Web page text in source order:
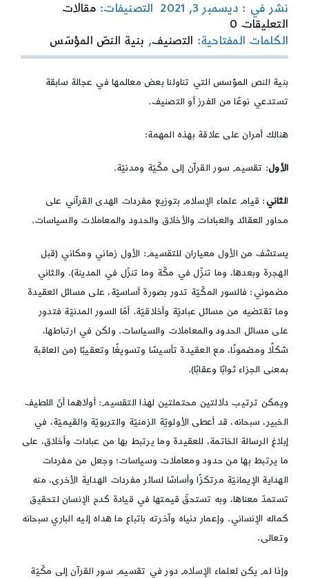
نشر في : ديسمبر 3, 2021
التصنيفات: مقالات
التعليقات 0
on
بنية
النص
الحاجة
التصنيف
الكلمات المفتاحية: التصنيف, بنية النصّ المؤسّس
بنية النص المؤسس التي تناولنا بعض معالمها في عجالة سابقة
تستدعي نوعًا من الفرز أو التصنيف.
هنالك أمران على علاقة بهذه المهمة:
الأول: تقسيم سور القرآن إلى مكّيّة ومدنيّة.
الثاني: قيام علماء الإسلام بتوزيع مفردات الهدى القرآني على
محاور العقائد والعبادات والأخلاق والحدود والمعاملات والسياسات.
يستشف من الأول معياران للتقسيم: الأول زماني ومكاني (قبل
الهجرة وبعدها، وما تنزّل في مكّة وما تنزّل في المدينة). والثاني
مضموني: فالسور المكّيّة تدور بصورة أساسيّة، على مسائل العقيدة
وما تقتضيه من مسائل عباديّة وأخلاقيّة. أمّا السور المدنيّة فتدور
على مسائل الحدود والمعاملات والسياسات. ولكن في ارتباطها،
شكلًا ومضمونًا، مع العقيدة تأسيسًا وتسويغًا وتعقيبًا (من العاقبة
بمعنى الجزاء ثوابًا وعقابًا).
ويمكن ترتيب دلالتين محتملتين لهذا التقسيم: أولاهما أنّ اللطيف
الخبير، سبحانه، قد أعطى الأولويّة الزمنيّة والتربويّة والقيميّة، في
إبلاغ الرسالة الخاتمة، للعقيدة وما يرتبط بها من عبادات وأخلاق، على
ما يرتبط بها من حدود ومعاملات وسياسات؛ وجعل من مفردات
الهداية الإيمانيّة مرتكزًا وأساسًا لسائر مفردات الهداية الأخرى، منه
تستمدّ معناها، وبه تستحقّ قيمتها في قيادة كدح الإنسان لتحقيق
كماله الإنساني. وإعمار دنياه وآخرته باتباع ما هداه إليه الباري سبحانه
وتعالى.
وإذا لم يكن لعلماء الإسلام دور في تقسيم سور القرآن إلى مكّيّة